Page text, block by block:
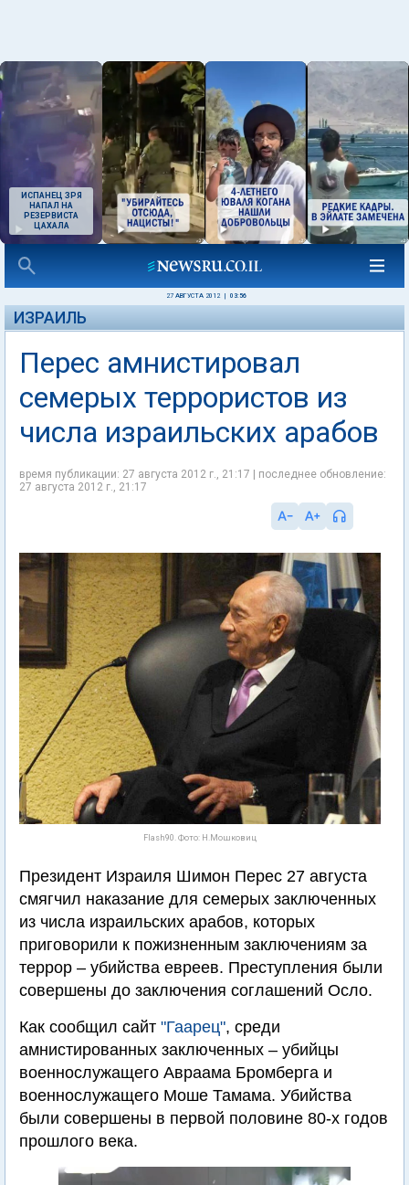
ИСПАНЕЦ ЗРЯ
НАПАЛ НА
РЕЗЕРВИСТА
ЦАХАЛА
27 АВГУСТА 2012 03:56
ИЗРАИЛЬ
Перес амнистировал
семерых террористов из
числа израильских арабов
время публикации: 27 августа 2012 г., 21:17 | последнее обновление:
27 августа 2012 г., 21:17
Flash90. Фото: Н.Мошковиц
Президент Израиля Шимон Перес 27 августа
смягчил наказание для семерых заключенных
из числа израильских арабов, которых
приговорили к пожизненным заключениям за
террор – убийства евреев. Преступления были
совершены до заключения соглашений Осло.
Как сообщил сайт "Гаарец", среди
амнистированных заключенных – убийцы
военнослужащего Авраама Бромберга и
военнослужащего Моше Тамама. Убийства
были совершены в первой половине 80-х годов
прошлого века.